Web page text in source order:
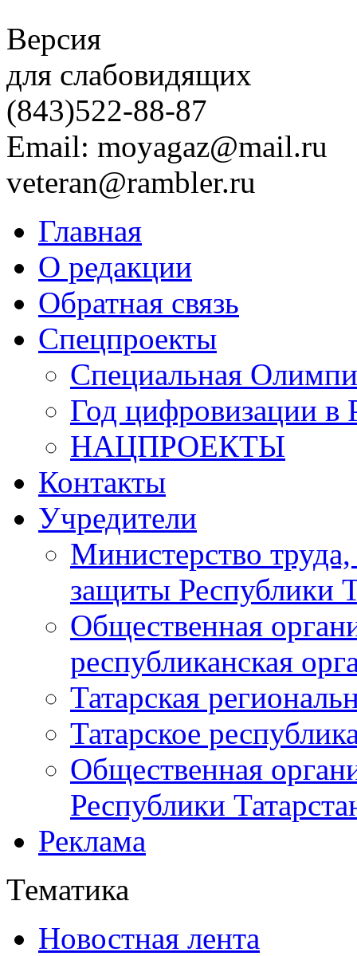
Версия
для слабовидящих
(843)522-88-87
Email: moyagaz@mail.ru
veteran@rambler.ru
Главная
О редакции
Обратная связь
Спецпроекты
Специальная
Год цифровизации в
НАЦПРОЕКТЫ
Контакты
Учредители
Министерство
защиты Республики
Общественная
республиканская
Татарская
Татарское
Общественная
Республики
Реклама
Тематика
Новостная лента